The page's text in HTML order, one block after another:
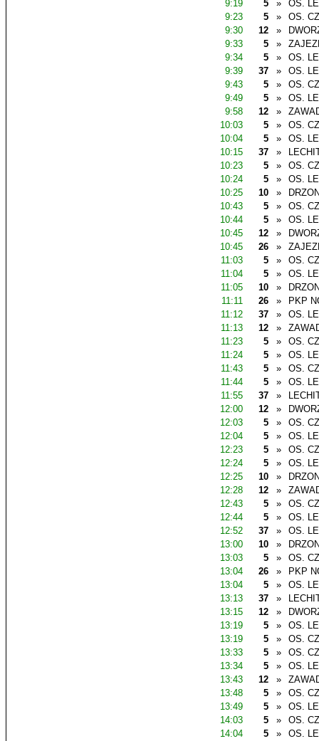
9:19
5 »
OS.
9:23
5 »
OS.
9:30
12 »
9:33
5 »
9:34
5 »
OS.
9:39
37 »
OS.
9:43
5 »
OS.
9:49
5 »
OS.
9:58
12 »
10:03
5 »
OS.
10:04
5 »
OS.
10:15
37 »
10:23
5 »
OS.
10:24
5 »
OS.
10:25
10 »
10:43
5 »
OS.
10:44
5 »
OS.
10:45
12 »
10:45
26 »
11:03
5 »
OS.
11:04
5 »
OS.
11:05
10 »
11:11
26 »
PKP
11:12
37 »
OS.
11:13
12 »
11:23
5 »
OS.
11:24
5 »
OS.
11:43
5 »
OS.
11:44
5 »
OS.
11:55
37 »
12:00
12 »
12:03
5 »
OS.
12:04
5 »
OS.
12:23
5 »
OS.
12:24
5 »
OS.
12:25
10 »
12:28
12 »
12:43
5 »
OS.
12:44
5 »
OS.
12:52
37 »
OS.
13:00
10 »
13:03
5 »
OS.
13:04
26 »
PKP
13:04
5 »
OS.
13:13
37 »
13:15
12 »
13:19
5 »
OS.
13:19
5 »
OS.
13:33
5 »
OS.
13:34
5 »
OS.
13:43
12 »
13:48
5 »
OS.
13:49
5 »
OS.
14:03
5 »
OS.
14:04
5 »
OS.